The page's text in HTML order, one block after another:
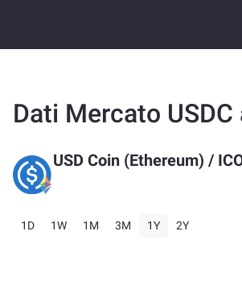
Dati Mercato USDC
USD Coin (Ethereum) /
1D 1W 1M 3M 1Y 2Y